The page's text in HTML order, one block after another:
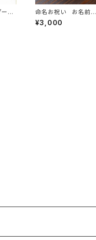
色
命名お祝い お名前入
りオーダー葉書2枚セッ
ト
¥3,000